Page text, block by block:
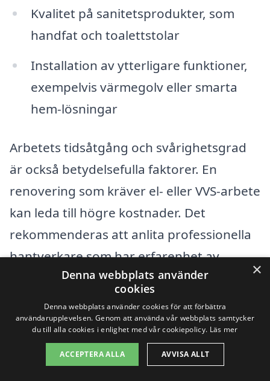
Kvalitet på sanitetsprodukter, som
handfat och toalettstolar
Installation av ytterligare funktioner,
exempelvis värmegolv eller smarta
hem-lösningar
Arbetets tidsåtgång och svårighetsgrad
är också betydelsefulla faktorer. En
renovering som kräver el- eller VVS-arbete
kan leda till högre kostnader. Det
rekommenderas att anlita professionella
hantverkare som har erfarenhet av
badrumsrenovering i Orrhammar, för att
säkerställa att arbetet utförs korrekt och
effektivt. För att få en tydlig bild av
kostnaderna är det smart att begära flera
offerter från olika företag, så att du kan
×
Denna webbplats använder
cookies
Denna webbplats använder cookies för att förbättra
användarupplevelsen. Genom att använda vår webbplats samtycker
du till alla cookies i enlighet med vår cookiepolicy. Läs mer
ACCEPTERA ALLA AVVISA ALLT